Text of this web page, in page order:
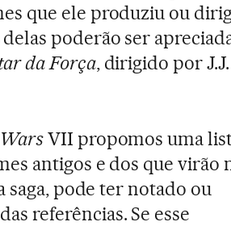
que ele produziu ou
poderão ser
da Força, dirigido por J.J.
VII propomos uma
antigos e dos que virão
saga, pode ter notado ou
referências. Se esse